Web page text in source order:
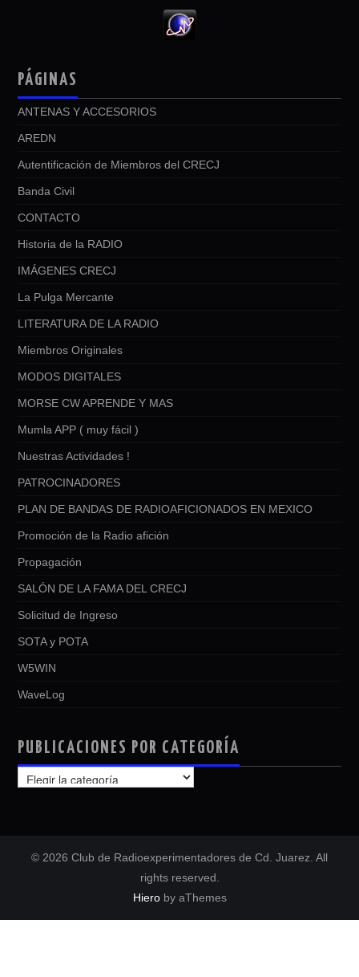
PÁGINAS
ANTENAS Y ACCESORIOS
AREDN
Autentificación de Miembros del CRECJ
Banda Civil
CONTACTO
Historia de la RADIO
IMÁGENES CRECJ
La Pulga Mercante
LITERATURA DE LA RADIO
Miembros Originales
MODOS DIGITALES
MORSE CW APRENDE Y MAS
Mumla APP ( muy fácil )
Nuestras Actividades !
PATROCINADORES
PLAN DE BANDAS DE RADIOAFICIONADOS EN MEXICO
Promoción de la Radio afición
Propagación
SALÓN DE LA FAMA DEL CRECJ
Solicitud de Ingreso
SOTA y POTA
W5WIN
WaveLog
PUBLICACIONES POR CATEGORÍA
PUBLICACIONES
POR
© 2026 Club de Radioexperimentadores de Cd. Juarez. All
rights reserved.
Hieroby aThemes